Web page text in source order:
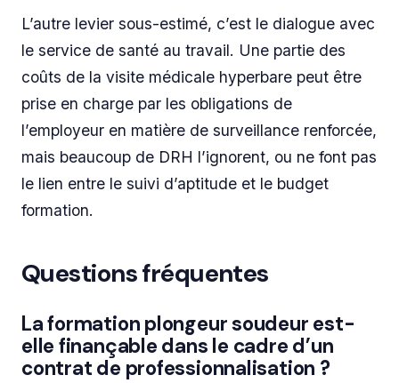
L’autre levier sous-estimé, c’est le dialogue avec
le service de santé au travail. Une partie des
coûts de la visite médicale hyperbare peut être
prise en charge par les obligations de
l’employeur en matière de surveillance renforcée,
mais beaucoup de DRH l’ignorent, ou ne font pas
le lien entre le suivi d’aptitude et le budget
formation.
Questions fréquentes
La formation plongeur soudeur est-
elle finançable dans le cadre d’un
contrat de professionnalisation ?